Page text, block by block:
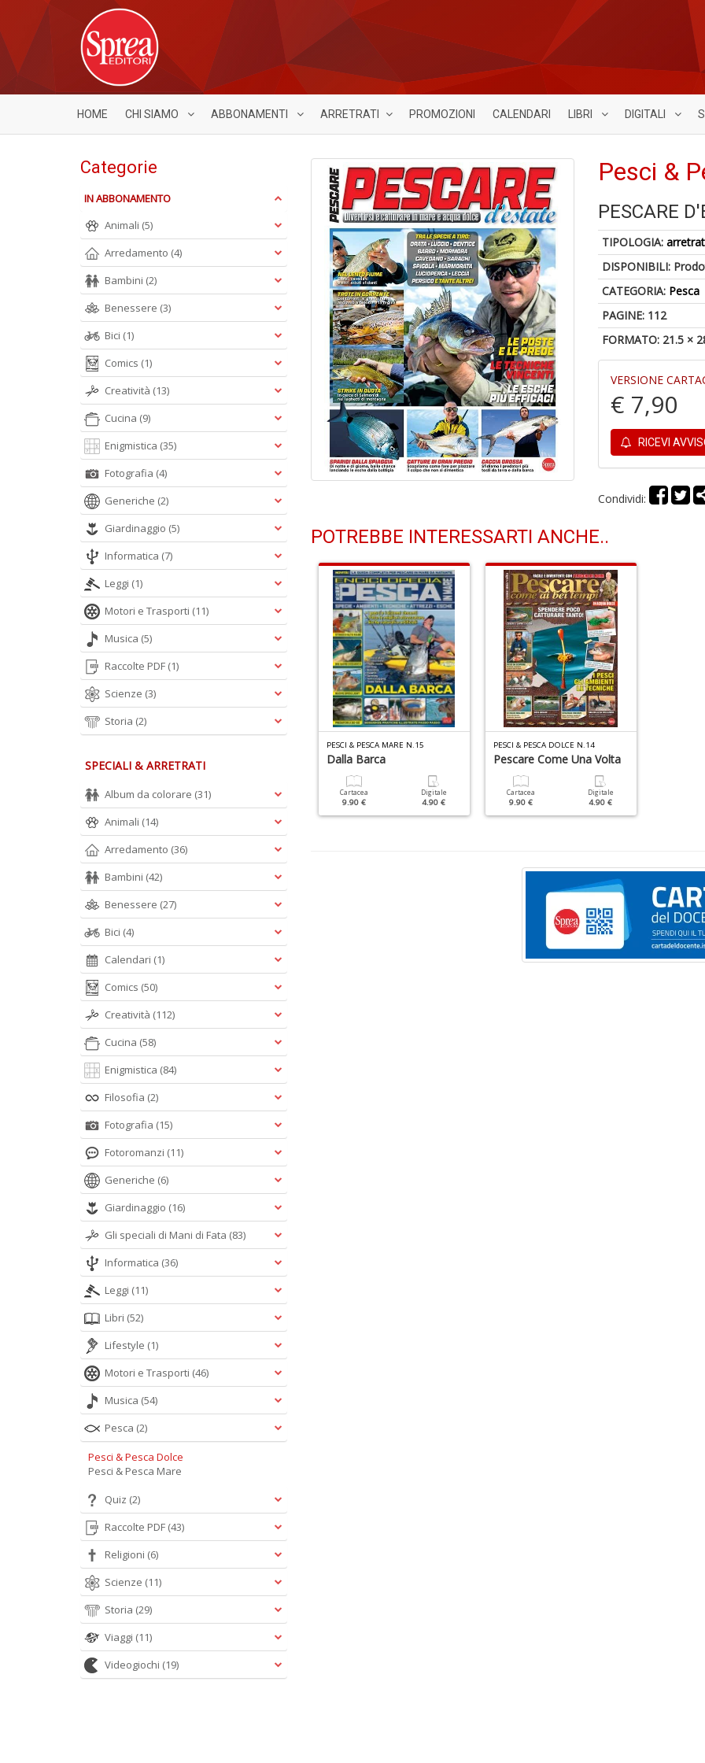
HOME CHI SIAMO ABBONAMENTI ARRETRATI PROMOZIONI CALENDARI LIBRI DIGITALI
Pesci &
PESCARE
TIPOLOGIA:
DISPONIBILI:
CATEGORIA: Pesca
PAGINE: 112
FORMATO: 21.5 ×
VERSIONE
€ 7,90
RICEVI
Condividi:
POTREBBE INTERESSARTI ANCHE..
PESCI & PESCA MARE N.15
Dalla Barca
Cartacea
9.90 €
Digitale
4.90 €
PESCI & PESCA DOLCE N.14
Pescare Come Una Volta
Cartacea
9.90 €
Digitale
4.90 €
Categorie
IN ABBONAMENTO
Animali (5)
Arredamento (4)
Bambini (2)
Benessere (3)
Bici (1)
Comics (1)
Creatività (13)
Cucina (9)
Enigmistica (35)
Fotografia (4)
Generiche (2)
Giardinaggio (5)
Informatica (7)
Leggi (1)
Motori e Trasporti (11)
Musica (5)
Raccolte PDF (1)
Scienze (3)
Storia (2)
SPECIALI & ARRETRATI
Album da colorare (31)
Animali (14)
Arredamento (36)
Bambini (42)
Benessere (27)
Bici (4)
Calendari (1)
Comics (50)
Creatività (112)
Cucina (58)
Enigmistica (84)
Filosofia (2)
Fotografia (15)
Fotoromanzi (11)
Generiche (6)
Giardinaggio (16)
Gli speciali di Mani di Fata (83)
Informatica (36)
Leggi (11)
Libri (52)
Lifestyle (1)
Motori e Trasporti (46)
Musica (54)
Pesca (2)
Pesci & Pesca Dolce
Pesci & Pesca Mare
Quiz (2)
Raccolte PDF (43)
Religioni (6)
Scienze (11)
Storia (29)
Viaggi (11)
Videogiochi (19)